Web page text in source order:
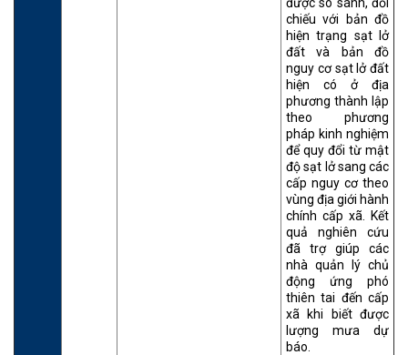
chiếu với bản đồ
hiện trạng sạt lở
đất và bản đồ
nguy cơ sạt lở đất
hiện có ở địa
phương thành lập
theo phương
pháp kinh nghiệm
để quy đổi từ mật
độ sạt lở sang các
cấp nguy cơ theo
vùng địa giới hành
chính cấp xã. Kết
quả nghiên cứu
đã trợ giúp các
nhà quản lý chủ
động ứng phó
thiên tai đến cấp
xã khi biết được
lượng mưa dự
báo.